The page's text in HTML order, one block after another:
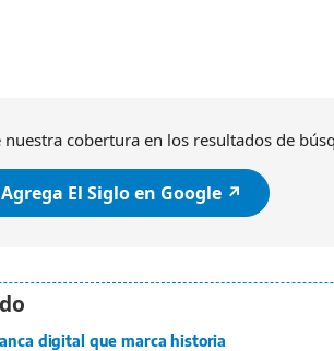
nuestra cobertura en los resultados de
Agrega El Siglo en Google ↗️
digital que marca historia